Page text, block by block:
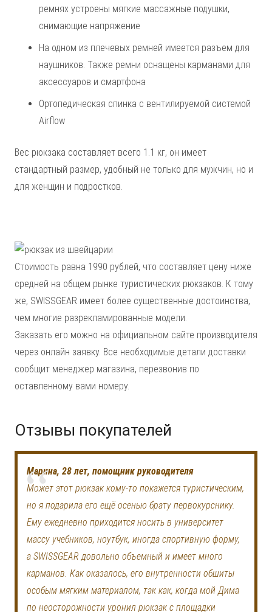
ремнях устроены мягкие массажные подушки,
снимающие напряжение
На одном из плечевых ремней имеется разъем для
наушников. Также ремни оснащены карманами для
аксессуаров и смартфона
Ортопедическая спинка с вентилируемой системой
Airflow
Вес рюкзака составляет всего 1.1 кг, он имеет
стандартный размер, удобный не только для мужчин, но и
для женщин и подростков.
Стоимость равна 1990 рублей, что составляет цену ниже
средней на общем рынке туристических рюкзаков. К тому
же, SWISSGEAR имеет более существенные достоинства,
чем многие разрекламированные модели.
Заказать его можно на официальном сайте производителя
через онлайн заявку. Все необходимые детали доставки
сообщит менеджер магазина, перезвонив по
оставленному вами номеру.
Отзывы покупателей
Марина, 28 лет, помощник руководителя
Может этот рюкзак кому-то покажется туристическим,
но я подарила его ещё осенью брату первокурснику.
Ему ежедневно приходится носить в университет
массу учебников, ноутбук, иногда спортивную форму,
а SWISSGEAR довольно объемный и имеет много
карманов. Как оказалось, его внутренности обшиты
особым мягким материалом, так как, когда мой Дима
по неосторожности уронил рюкзак с площадки